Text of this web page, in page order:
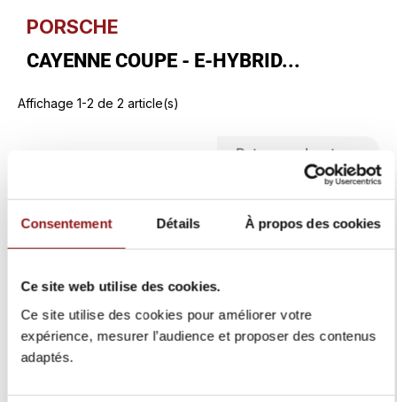
Consentement Détails À propos des cookies
Ce site web utilise des cookies.
Ce site utilise des cookies pour améliorer votre
expérience, mesurer l’audience et proposer des contenus
adaptés.
PORSCHE
CAYENNE COUPE - E-HYBRID...
Affichage 1-2 de 2 article(s)
Retour en haut
Vérifiez vos capacités de remboursement avant
de vous engager.